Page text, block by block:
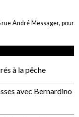
rue André Messager, pour
à la pêche
avec Bernardino